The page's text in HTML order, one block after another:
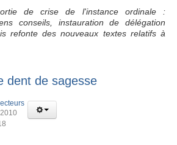
de crise de l'instance ordinale :
conseils, instauration de délégation
refonte des nouveaux textes relatifs à
dent de sagesse